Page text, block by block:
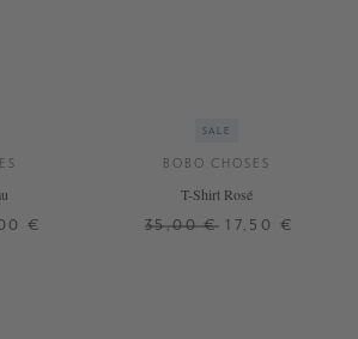
€
SALE
BOBO CHOSES
T-Shirt Rosé
35,00 € 17,50 €